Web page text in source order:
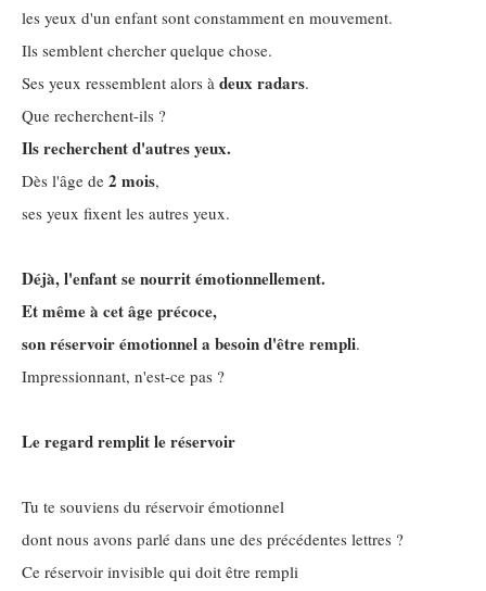
les yeux d'un enfant sont constamment en mouvement.
Ils semblent chercher quelque chose.
Ses yeux ressemblent alors à deux radars.
Que recherchent-ils ?
Ils recherchent d'autres yeux.
Dès l'âge de 2 mois,
ses yeux fixent les autres yeux.
Déjà, l'enfant se nourrit émotionnellement.
Et même à cet âge précoce,
son réservoir émotionnel a besoin d'être rempli.
Impressionnant, n'est-ce pas ?
Le regard remplit le réservoir
Tu te souviens du réservoir émotionnel
dont nous avons parlé dans une des précédentes lettres ?
Ce réservoir invisible qui doit être rempli